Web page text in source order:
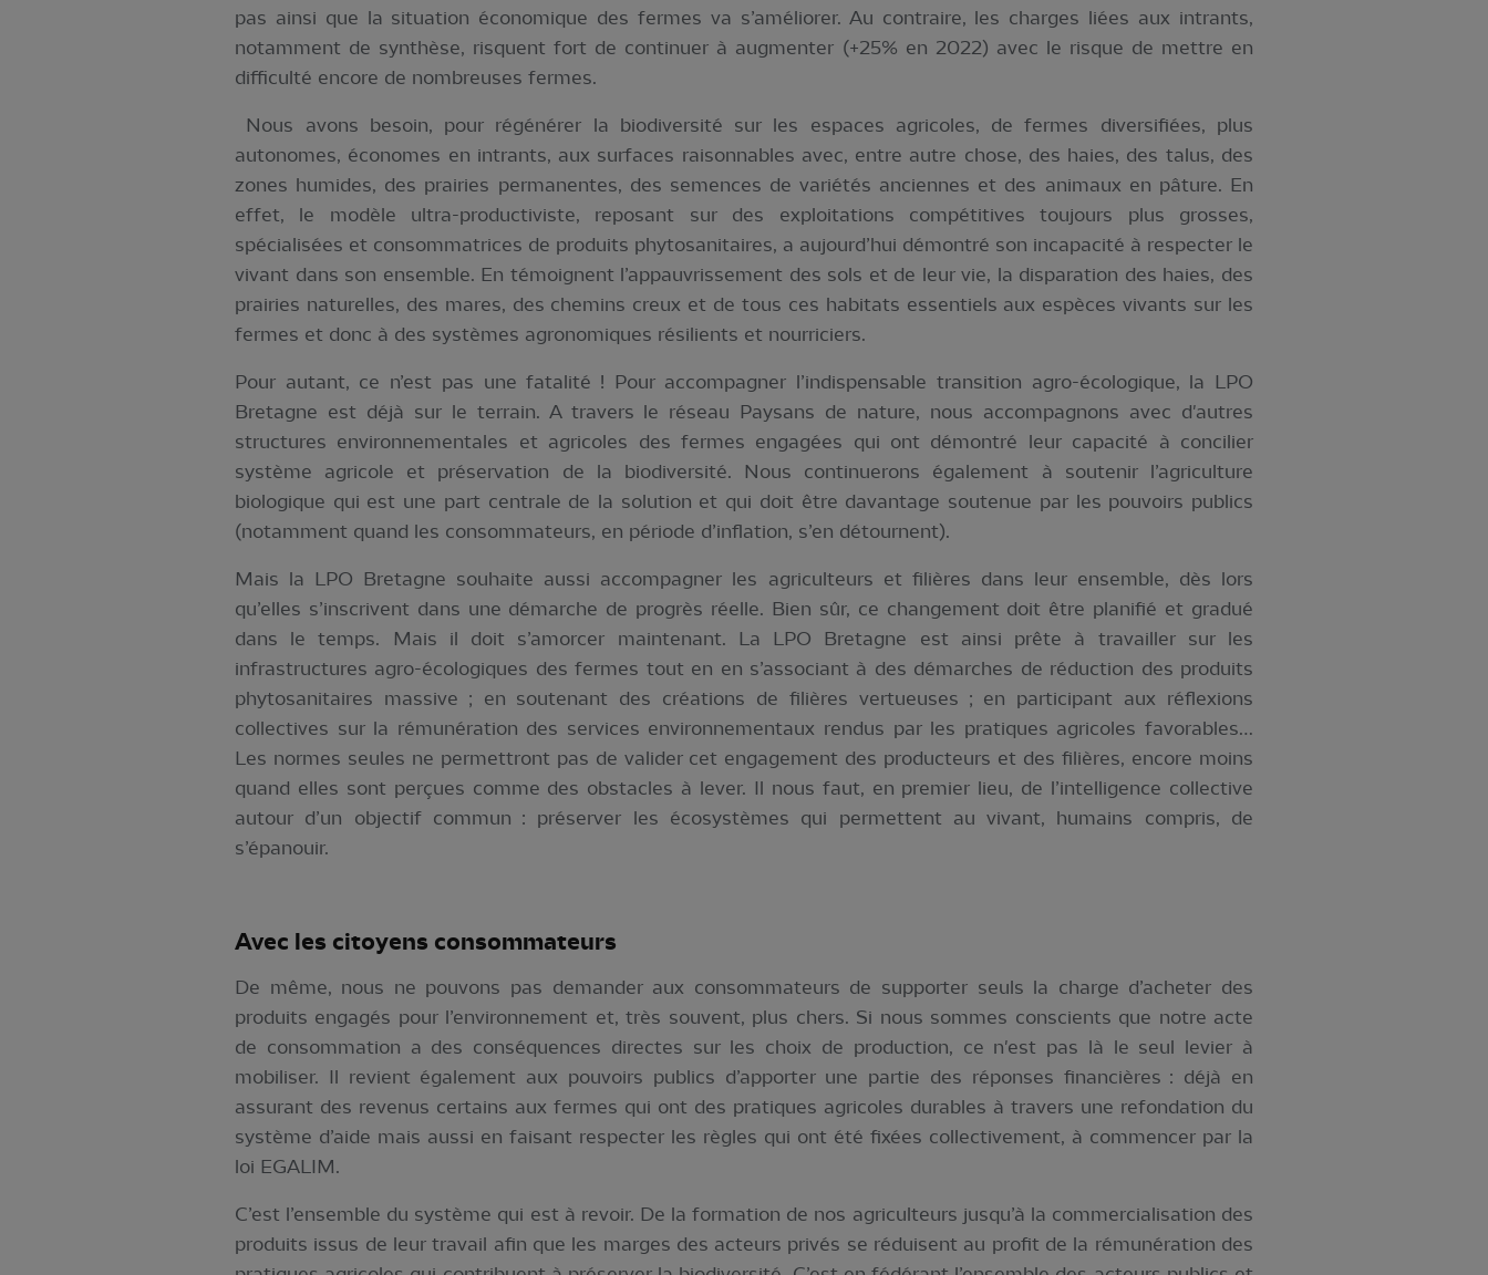
pas ainsi que la situation économique des fermes va s’améliorer. Au contraire, les charges liées aux intrants,
notamment de synthèse, risquent fort de continuer à augmenter (+25% en 2022) avec le risque de mettre en
difficulté encore de nombreuses fermes.
Nous avons besoin, pour régénérer la biodiversité sur les espaces agricoles, de fermes diversifiées, plus
autonomes, économes en intrants, aux surfaces raisonnables avec, entre autre chose, des haies, des talus, des
zones humides, des prairies permanentes, des semences de variétés anciennes et des animaux en pâture. En
effet, le modèle ultra-productiviste, reposant sur des exploitations compétitives toujours plus grosses,
spécialisées et consommatrices de produits phytosanitaires, a aujourd’hui démontré son incapacité à respecter le
vivant dans son ensemble. En témoignent l’appauvrissement des sols et de leur vie, la disparation des haies, des
prairies naturelles, des mares, des chemins creux et de tous ces habitats essentiels aux espèces vivants sur les
fermes et donc à des systèmes agronomiques résilients et nourriciers.
Pour autant, ce n’est pas une fatalité ! Pour accompagner l’indispensable transition agro-écologique, la LPO
Bretagne est déjà sur le terrain. A travers le réseau Paysans de nature, nous accompagnons avec d'autres
structures environnementales et agricoles des fermes engagées qui ont démontré leur capacité à concilier
système agricole et préservation de la biodiversité. Nous continuerons également à soutenir l’agriculture
biologique qui est une part centrale de la solution et qui doit être davantage soutenue par les pouvoirs publics
(notamment quand les consommateurs, en période d’inflation, s’en détournent).
Mais la LPO Bretagne souhaite aussi accompagner les agriculteurs et filières dans leur ensemble, dès lors
qu’elles s’inscrivent dans une démarche de progrès réelle. Bien sûr, ce changement doit être planifié et gradué
dans le temps. Mais il doit s’amorcer maintenant. La LPO Bretagne est ainsi prête à travailler sur les
infrastructures agro-écologiques des fermes tout en en s’associant à des démarches de réduction des produits
phytosanitaires massive ; en soutenant des créations de filières vertueuses ; en participant aux réflexions
collectives sur la rémunération des services environnementaux rendus par les pratiques agricoles favorables…
Les normes seules ne permettront pas de valider cet engagement des producteurs et des filières, encore moins
quand elles sont perçues comme des obstacles à lever. Il nous faut, en premier lieu, de l’intelligence collective
autour d’un objectif commun : préserver les écosystèmes qui permettent au vivant, humains compris, de
s’épanouir.
Avec les citoyens consommateurs
De même, nous ne pouvons pas demander aux consommateurs de supporter seuls la charge d’acheter des
produits engagés pour l’environnement et, très souvent, plus chers. Si nous sommes conscients que notre acte
de consommation a des conséquences directes sur les choix de production, ce n'est pas là le seul levier à
mobiliser. Il revient également aux pouvoirs publics d’apporter une partie des réponses financières : déjà en
assurant des revenus certains aux fermes qui ont des pratiques agricoles durables à travers une refondation du
système d’aide mais aussi en faisant respecter les règles qui ont été fixées collectivement, à commencer par la
loi EGALIM.
C’est l’ensemble du système qui est à revoir. De la formation de nos agriculteurs jusqu’à la commercialisation des
produits issus de leur travail afin que les marges des acteurs privés se réduisent au profit de la rémunération des